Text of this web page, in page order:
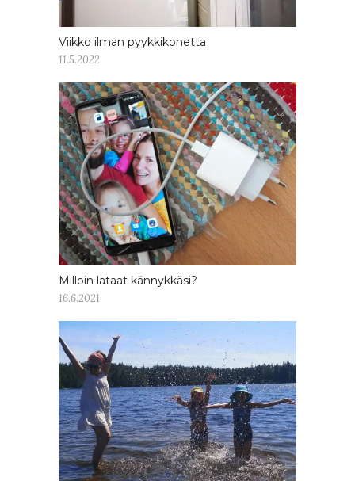
Viikko ilman pyykkikonetta
11.5.2022
Milloin lataat kännykkäsi?
16.6.2021